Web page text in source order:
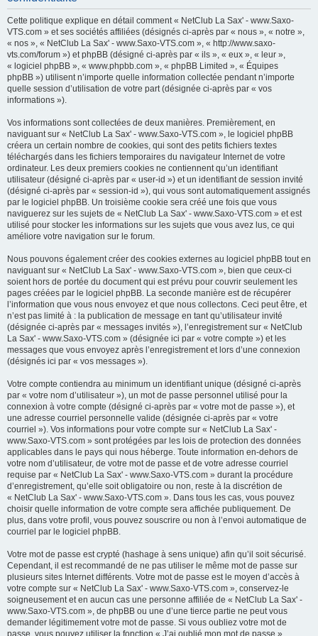
h
Cette politique explique en détail comment « NetClub La Sax' - www.Saxo-
VTS.com » et ses sociétés affiliées (désignés ci-après par « nous », « notre »,
« nos », « NetClub La Sax' - www.Saxo-VTS.com », « http://www.saxo-
vts.com/forum ») et phpBB (désigné ci-après par « ils », « eux », « leur »,
« logiciel phpBB », « www.phpbb.com », « phpBB Limited », « Équipes
phpBB ») utilisent n’importe quelle information collectée pendant n’importe
quelle session d’utilisation de votre part (désignée ci-après par « vos
informations »).
Vos informations sont collectées de deux manières. Premièrement, en
naviguant sur « NetClub La Sax' - www.Saxo-VTS.com », le logiciel phpBB
créera un certain nombre de cookies, qui sont des petits fichiers textes
téléchargés dans les fichiers temporaires du navigateur Internet de votre
ordinateur. Les deux premiers cookies ne contiennent qu’un identifiant
utilisateur (désigné ci-après par « user-id ») et un identifiant de session invité
(désigné ci-après par « session-id »), qui vous sont automatiquement assignés
par le logiciel phpBB. Un troisième cookie sera créé une fois que vous
naviguerez sur les sujets de « NetClub La Sax' - www.Saxo-VTS.com » et est
utilisé pour stocker les informations sur les sujets que vous avez lus, ce qui
améliore votre navigation sur le forum.
Nous pouvons également créer des cookies externes au logiciel phpBB tout en
naviguant sur « NetClub La Sax' - www.Saxo-VTS.com », bien que ceux-ci
soient hors de portée du document qui est prévu pour couvrir seulement les
pages créées par le logiciel phpBB. La seconde manière est de récupérer
l’information que vous nous envoyez et que nous collectons. Ceci peut être, et
n’est pas limité à : la publication de message en tant qu’utilisateur invité
(désignée ci-après par « messages invités »), l’enregistrement sur « NetClub
La Sax' - www.Saxo-VTS.com » (désignée ici par « votre compte ») et les
messages que vous envoyez après l’enregistrement et lors d’une connexion
(désignés ici par « vos messages »).
Votre compte contiendra au minimum un identifiant unique (désigné ci-après
par « votre nom d’utilisateur »), un mot de passe personnel utilisé pour la
connexion à votre compte (désigné ci-après par « votre mot de passe »), et
une adresse courriel personnelle valide (désignée ci-après par « votre
courriel »). Vos informations pour votre compte sur « NetClub La Sax' -
www.Saxo-VTS.com » sont protégées par les lois de protection des données
applicables dans le pays qui nous héberge. Toute information en-dehors de
votre nom d’utilisateur, de votre mot de passe et de votre adresse courriel
requise par « NetClub La Sax' - www.Saxo-VTS.com » durant la procédure
d’enregistrement, qu’elle soit obligatoire ou non, reste à la discrétion de
« NetClub La Sax' - www.Saxo-VTS.com ». Dans tous les cas, vous pouvez
choisir quelle information de votre compte sera affichée publiquement. De
plus, dans votre profil, vous pouvez souscrire ou non à l’envoi automatique de
courriel par le logiciel phpBB.
Votre mot de passe est crypté (hashage à sens unique) afin qu’il soit sécurisé.
Cependant, il est recommandé de ne pas utiliser le même mot de passe sur
plusieurs sites Internet différents. Votre mot de passe est le moyen d’accès à
votre compte sur « NetClub La Sax' - www.Saxo-VTS.com », conservez-le
soigneusement et en aucun cas une personne affiliée de « NetClub La Sax' -
www.Saxo-VTS.com », de phpBB ou une d’une tierce partie ne peut vous
demander légitimement votre mot de passe. Si vous oubliez votre mot de
passe, vous pouvez utiliser la fonction « J’ai oublié mon mot de passe »